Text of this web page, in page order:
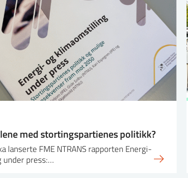
med stortingspartienes politikk?
lanserte FME NTRANS rapporten Energi-
under press:…